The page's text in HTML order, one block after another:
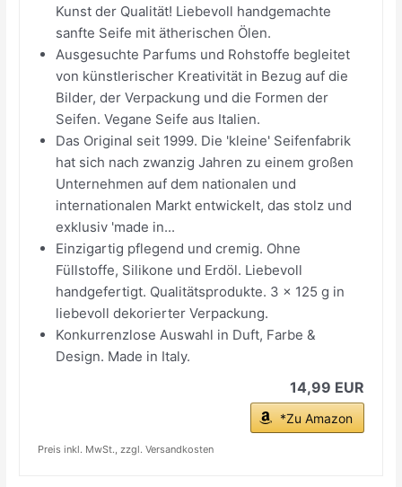
Kunst der Qualität! Liebevoll handgemachte
sanfte Seife mit ätherischen Ölen.
Ausgesuchte Parfums und Rohstoffe begleitet
von künstlerischer Kreativität in Bezug auf die
Bilder, der Verpackung und die Formen der
Seifen. Vegane Seife aus Italien.
Das Original seit 1999. Die 'kleine' Seifenfabrik
hat sich nach zwanzig Jahren zu einem großen
Unternehmen auf dem nationalen und
internationalen Markt entwickelt, das stolz und
exklusiv 'made in...
Einzigartig pflegend und cremig. Ohne
Füllstoffe, Silikone und Erdöl. Liebevoll
handgefertigt. Qualitätsprodukte. 3 x 125 g in
liebevoll dekorierter Verpackung.
Konkurrenzlose Auswahl in Duft, Farbe &
Design. Made in Italy.
14,99 EUR
*Zu Amazon
Preis inkl. MwSt., zzgl. Versandkosten